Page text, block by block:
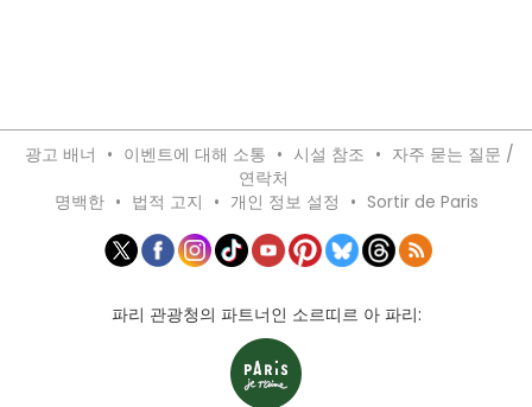
광고 배너 • 이벤트에 대해 소통 • 시설 참조 • 자주 묻는 질문 /
연락처
명백한 • 법적 고지 • 개인 정보 설정 • Sortir de Paris
파리 관광청의 파트너인 소르띠르 아 파리: